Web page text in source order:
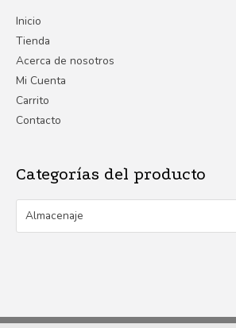
Inicio
Tienda
Acerca de nosotros
Mi Cuenta
Carrito
Contacto
Categorías del producto
Almacenaje